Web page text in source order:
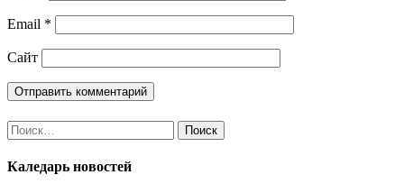
Email *
Сайт
Найти:
Каледарь новостей